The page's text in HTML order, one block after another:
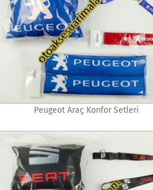
Peugeot Araç Konfor Setleri